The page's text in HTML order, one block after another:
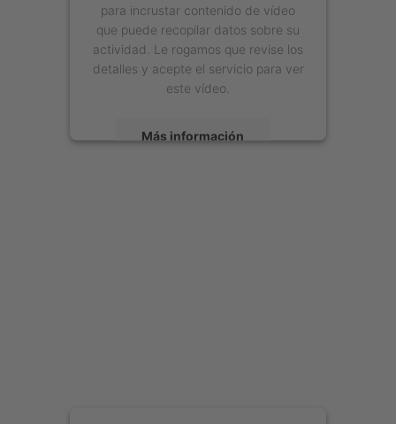
para incrustar contenido de vídeo
que puede recopilar datos sobre su
actividad. Le rogamos que revise los
detalles y acepte el servicio para ver
este vídeo.
Más información